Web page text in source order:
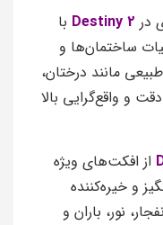
در Destiny 2 با
ساختمان‌ها و
مانند درختان،
و واقع‌گرایی بالا
از افکت‌های ویژه
و خیره‌کننده
نور، باران و